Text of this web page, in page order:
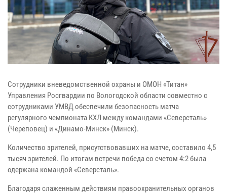
Сотрудники вневедомственной охраны и ОМОН «Титан»
Управления Росгвардии по Вологодской области совместно с
сотрудниками УМВД обеспечили безопасность матча
регулярного чемпионата КХЛ между командами «Северсталь»
(Череповец) и «Динамо-Минск» (Минск).
Количество зрителей, присутствовавших на матче, составило 4,5
тысяч зрителей. По итогам встречи победа со счетом 4:2 была
одержана командой «Северсталь».
Благодаря слаженным действиям правоохранительных органов